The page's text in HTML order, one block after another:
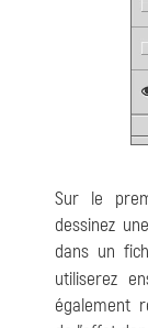
Sur le
dessinez
dans un
utiliserez
également